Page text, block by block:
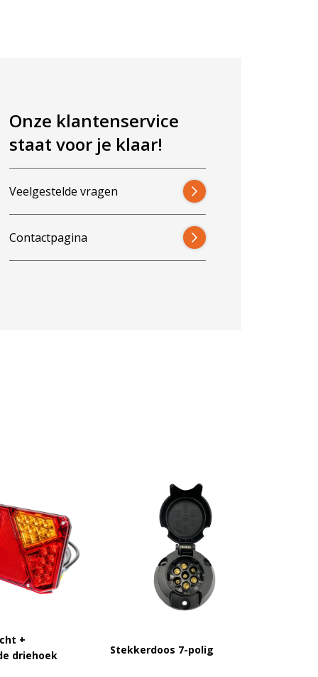
Onze klantenservice
staat voor je klaar!
Veelgestelde vragen
Contactpagina
+
driehoek
Stekkerdoos 7-polig